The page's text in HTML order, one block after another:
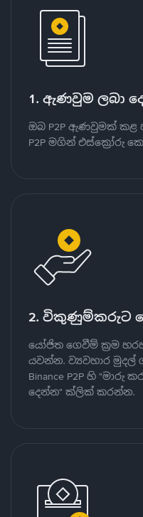
1. ඇණවුම ලබා
ඔබ P2P ඇණවුමක් කළ
P2P මගින් එස්ක්‍රෝරු
2. විකුණුම්කරුට
යෝජිත ගෙවීම් ක්‍රම
යවන්න. ව්‍යවහාර
Binance P2P හි
දෙන්න" ක්ලික් කරන්න.